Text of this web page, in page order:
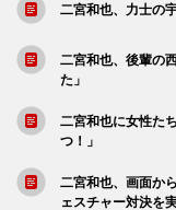
二宮和也、力士の
二宮和也、後輩の
た」
二宮和也に女性た
つ！」
二宮和也、画面か
ェスチャー対決を